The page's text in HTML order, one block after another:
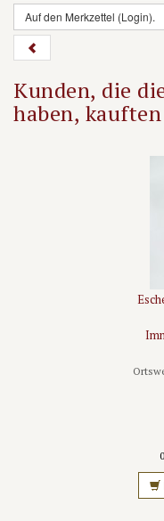
Auf den Merkzettel (Login).
Kunden, die
haben,